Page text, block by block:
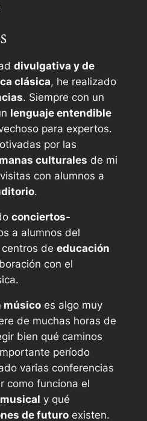
divulgativa y de
clásica, he realizado
. Siempre con un
lenguaje entendible
para expertos.
por las
culturales de mi
con alumnos a
.
conciertos-
a alumnos del
de educación
con el
músicoes algo muy
de muchas horas de
bien qué caminos
período
varias conferencias
como funciona el
y qué
de futuroexisten.